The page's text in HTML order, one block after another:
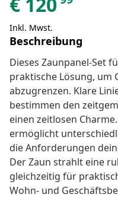
Inkl. Mwst.
Beschreibung
Dieses Zaunpanel-Set
praktische Lösung, um
abzugrenzen. Klare
bestimmen den
einen zeitlosen
ermöglicht
die Anforderungen
Der Zaun strahlt eine
gleichzeitig für
Wohn- und